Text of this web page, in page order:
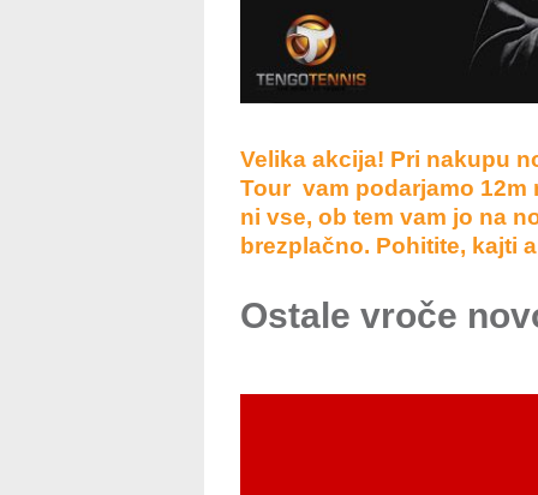
Velika akcija! Pri nakupu
Tour vam podarjamo 12m
ni vse, ob tem vam jo na
brezplačno. Pohitite, kajti
Ostale vroče